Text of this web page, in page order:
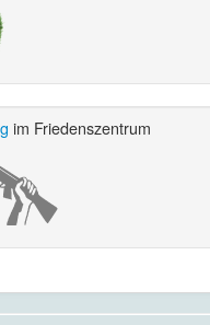
im Friedenszentrum